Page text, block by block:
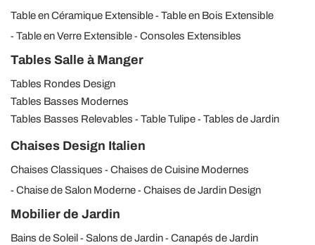
Table en Céramique Extensible
Table en Bois Extensible
Table en Verre Extensible
Consoles Extensibles
Tables Salle à Manger
Tables Rondes Design
Tables Basses Modernes
Tables Basses Relevables
Table Tulipe Tables de Jardin
Chaises Design Italien
Chaises Classiques
Chaises de Cuisine Modernes
Chaise de Salon Moderne
Chaises de Jardin Design
Mobilier de Jardin
Bains de Soleil Salons de Jardin
Canapés de Jardin